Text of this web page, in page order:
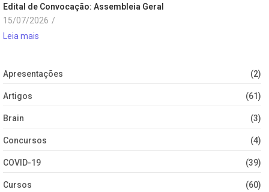
Edital de Convocação: Assembleia Geral
15/07/2026 /
Leia mais
Apresentações (2)
Artigos (61)
Brain (3)
Concursos (4)
COVID-19 (39)
Cursos (60)